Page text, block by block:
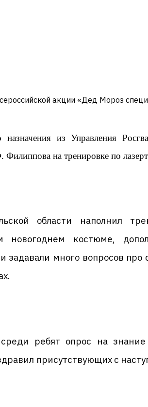
акции «Дед Мороз
из Управления
на тренировке по
области наполнил
костюме,
много вопросов про
ребят опрос на
присутствующих с